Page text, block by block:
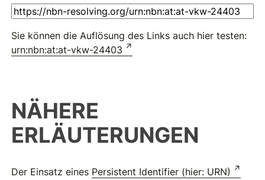
Sie können die Auflösung des Links auch hier testen:
urn:nbn:at:at-vkw-24403
NÄHERE
ERLÄUTERUNGEN
Der Einsatz eines Persistent Identifier (hier: URN)